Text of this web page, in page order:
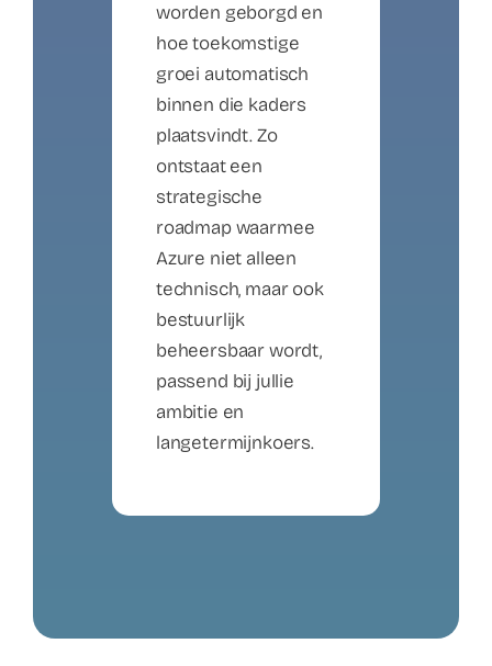
worden geborgd en
hoe toekomstige
groei automatisch
binnen die kaders
plaatsvindt. Zo
ontstaat een
strategische
roadmap waarmee
Azure niet alleen
technisch, maar ook
bestuurlijk
beheersbaar wordt,
passend bij jullie
ambitie en
langetermijnkoers.